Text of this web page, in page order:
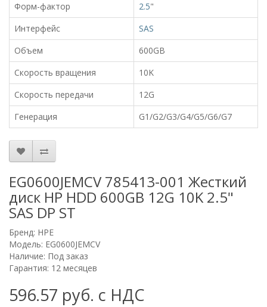
Форм-фактор
2.5"
Интерфейс
SAS
Объем
600GB
Скорость вращения
10K
Скорость передачи
12G
Генерация
G1/G2/G3/G4/G5/G6/G7
EG0600JEMCV 785413-001 Жесткий
диск HP HDD 600GB 12G 10K 2.5"
SAS DP ST
Бренд: HPE
Модель: EG0600JEMCV
Наличие: Под заказ
Гарантия: 12 месяцев
596.57 руб. с НДС